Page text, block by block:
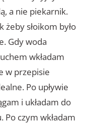
a nie piekarnik.
żeby słoikom było
Gdy woda
wkładam
w przepisie
Po upływie
i układam do
czym wkładam